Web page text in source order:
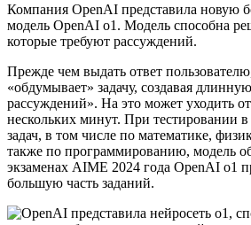
Компания OpenAI представила новую
модель OpenAI o1. Модель способна
которые требуют рассуждений.
Прежде чем выдать ответ
«обдумывает» задачу, создавая
рассуждений». На это может уходить
нескольких минут. При тестировании
задач, в том числе по математике,
также по программированию, модель
экзаменах AIME 2024 года OpenAI o1
большую часть заданий.